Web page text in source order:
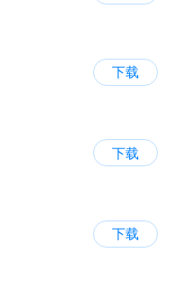
下载
下载
下载